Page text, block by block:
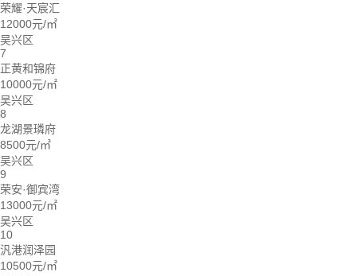
荣耀·天宸汇
12000元/㎡
吴兴区
7
正黄和锦府
10000元/㎡
吴兴区
8
龙湖景璘府
8500元/㎡
吴兴区
9
荣安·御宾湾
13000元/㎡
吴兴区
10
汎港润泽园
10500元/㎡